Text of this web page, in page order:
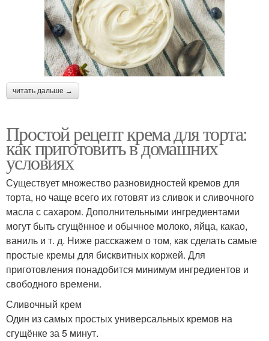
читать дальше →
Простой рецепт крема для торта:
как приготовить в домашних
условиях
Существует множество разновидностей кремов для
торта, но чаще всего их готовят из сливок и сливочного
масла с сахаром. Дополнительными ингредиентами
могут быть сгущённое и обычное молоко, яйца, какао,
ваниль и т. д. Ниже расскажем о том, как сделать самые
простые кремы для бисквитных коржей. Для
приготовления понадобится минимум ингредиентов и
свободного времени.
Сливочный крем
Один из самых простых универсальных кремов на
сгущёнке за 5 минут.